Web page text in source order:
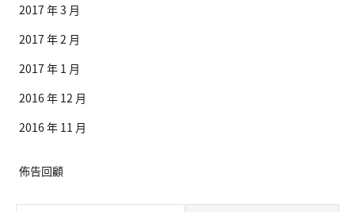
2017 年 3 月
2017 年 2 月
2017 年 1 月
2016 年 12 月
2016 年 11 月
佈告回顧